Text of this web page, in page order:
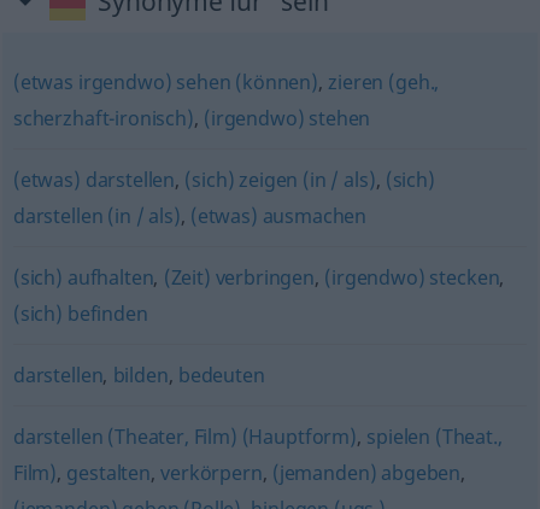
(etwas irgendwo) sehen (können), zieren (geh.,
scherzhaft-ironisch), (irgendwo) stehen
(etwas) darstellen, (sich) zeigen (in / als), (sich)
darstellen (in / als), (etwas) ausmachen
(sich) aufhalten, (Zeit) verbringen, (irgendwo) stecken,
(sich) befinden
darstellen, bilden, bedeuten
darstellen (Theater, Film) (Hauptform), spielen (Theat.,
Film), gestalten,verkörpern, (jemanden) abgeben,